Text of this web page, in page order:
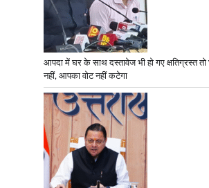
आपदा में घर के साथ दस्तावेज भी हो गए क्षतिग्रस्त
नहीं, आपका वोट नहीं कटेगा